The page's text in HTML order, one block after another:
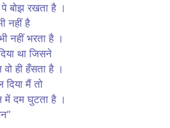
बोझ रखता है ।
नहीं है
नहीं भरता है ।
था जिसने
ही हँसता है ।
मैं तो
में दम घुटता है ।